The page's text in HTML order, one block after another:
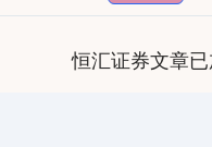
恒汇证券文章